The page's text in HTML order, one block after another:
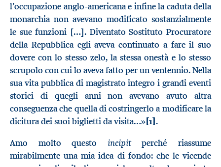
l’occupazione anglo-americana e infine la caduta della
monarchia non avevano modificato sostanzialmente
le sue funzioni […]. Diventato Sostituto Procuratore
della Repubblica egli aveva continuato a fare il suo
dovere con lo stesso zelo, la stessa onestà e lo stesso
scrupolo con cui lo aveva fatto per un ventennio. Nella
sua vita pubblica di magistrato integro i grandi eventi
storici di quegli anni non avevano avuto altra
conseguenza che quella di costringerlo a modificare la
dicitura dei suoi biglietti da visita…»[1].
Amo molto questo incipitperché riassume
mirabilmente una mia idea di fondo: che le vicende